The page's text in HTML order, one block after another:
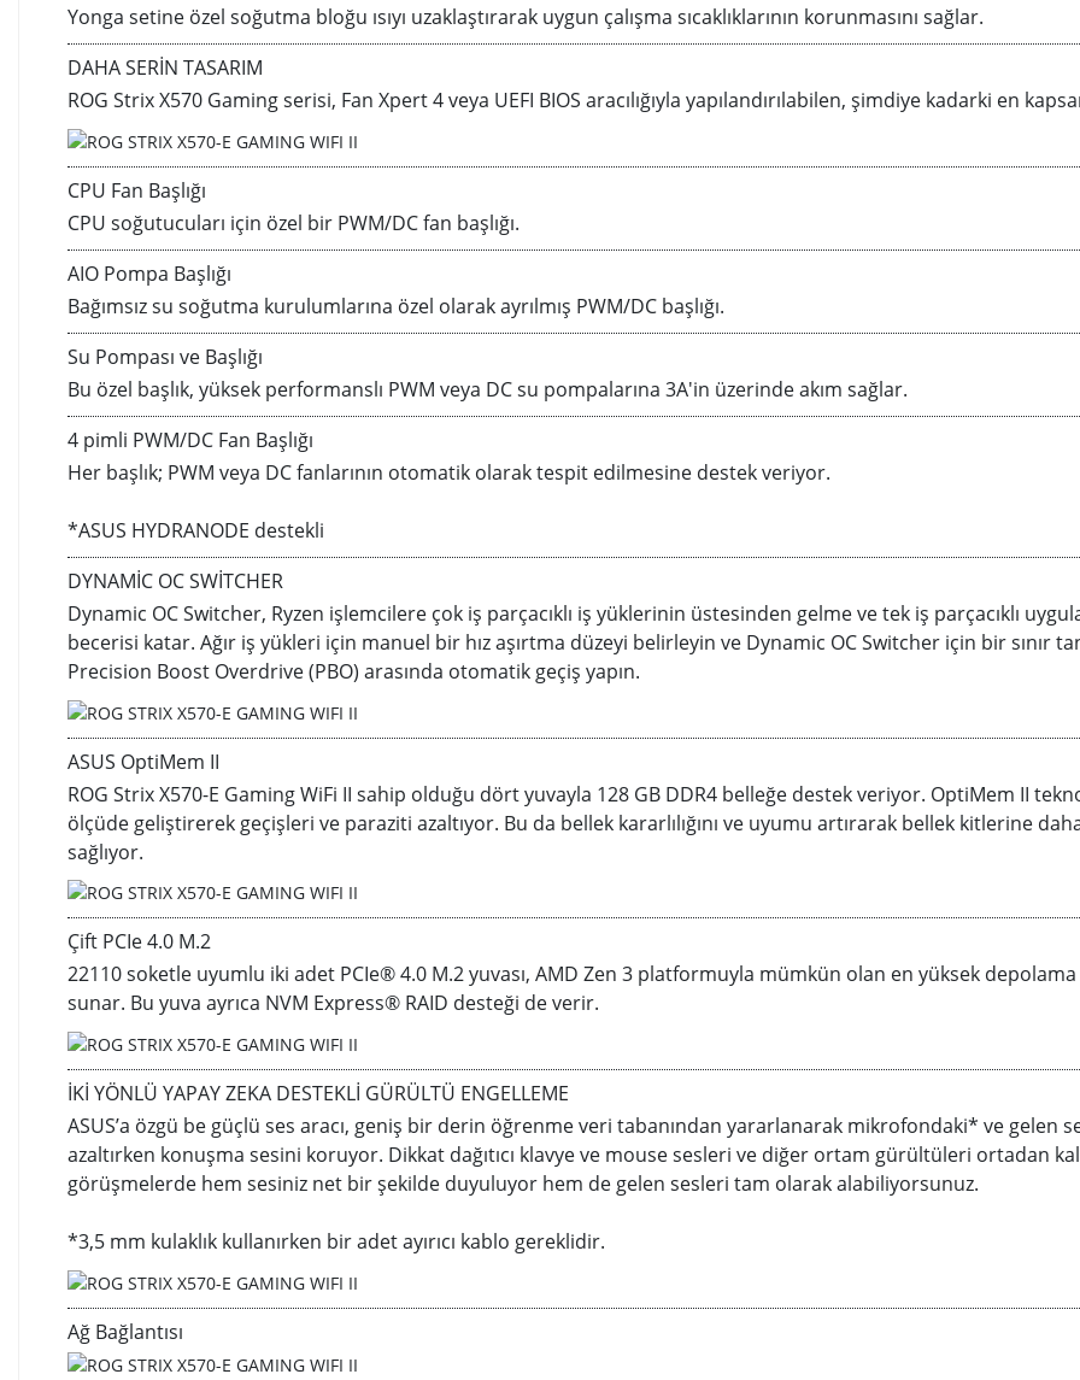
Yonga setine özel soğutma bloğu ısıyı uzaklaştırarak uygun çalışma sıcaklıklarının korunmasını sağlar.
DAHA SERİN TASARIM
ROG Strix X570 Gaming serisi, Fan Xpert 4 veya UEFI BIOS aracılığıyla yapılandırılabilen, şimdiye kadarki en
CPU Fan Başlığı
CPU soğutucuları için özel bir PWM/DC fan başlığı.
AIO Pompa Başlığı
Bağımsız su soğutma kurulumlarına özel olarak ayrılmış PWM/DC başlığı.
Su Pompası ve Başlığı
Bu özel başlık, yüksek performanslı PWM veya DC su pompalarına 3A'in üzerinde akım sağlar.
4 pimli PWM/DC Fan Başlığı
Her başlık; PWM veya DC fanlarının otomatik olarak tespit edilmesine destek veriyor.
*ASUS HYDRANODE destekli
DYNAMİC OC SWİTCHER
Dynamic OC Switcher, Ryzen işlemcilere çok iş parçacıklı iş yüklerinin üstesinden gelme ve tek iş parçacıklı
becerisi katar. Ağır iş yükleri için manuel bir hız aşırtma düzeyi belirleyin ve Dynamic OC Switcher için bir sınır
Precision Boost Overdrive (PBO) arasında otomatik geçiş yapın.
ASUS OptiMem II
ROG Strix X570-E Gaming WiFi II sahip olduğu dört yuvayla 128 GB DDR4 belleğe destek veriyor. OptiMem II
ölçüde geliştirerek geçişleri ve paraziti azaltıyor. Bu da bellek kararlılığını ve uyumu artırarak bellek kitlerine daha
sağlıyor.
Çift PCIe 4.0 M.2
22110 soketle uyumlu iki adet PCIe® 4.0 M.2 yuvası, AMD Zen 3 platformuyla mümkün olan en yüksek depolama
sunar. Bu yuva ayrıca NVM Express® RAID desteği de verir.
İKİ YÖNLÜ YAPAY ZEKA DESTEKLİ GÜRÜLTÜ ENGELLEME
ASUS’a özgü be güçlü ses aracı, geniş bir derin öğrenme veri tabanından yararlanarak mikrofondaki* ve gelen
azaltırken konuşma sesini koruyor. Dikkat dağıtıcı klavye ve mouse sesleri ve diğer ortam gürültüleri ortadan
görüşmelerde hem sesiniz net bir şekilde duyuluyor hem de gelen sesleri tam olarak alabiliyorsunuz.
*3,5 mm kulaklık kullanırken bir adet ayırıcı kablo gereklidir.
Ağ Bağlantısı